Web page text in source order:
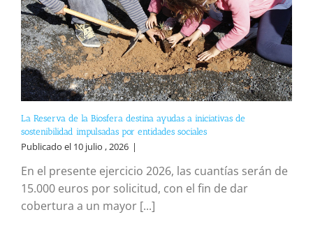
La Reserva de la Biosfera destina ayudas a iniciativas de
sostenibilidad impulsadas por entidades sociales
Publicado el 10 julio , 2026 |
En el presente ejercicio 2026, las cuantías serán de
15.000 euros por solicitud, con el fin de dar
cobertura a un mayor [...]